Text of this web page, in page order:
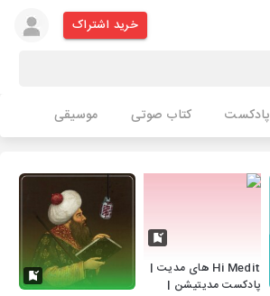
خرید اشتراک
پادکست کتاب صوتی موسیقی
Hi Medit های مدیت |
پادکست مدیتیشن |